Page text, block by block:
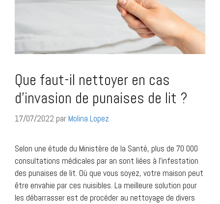
Que faut-il nettoyer en cas
d’invasion de punaises de lit ?
17/07/2022 par Molina Lopez
Selon une étude du Ministère de la Santé, plus de 70 000
consultations médicales par an sont liées à l’infestation
des punaises de lit. Où que vous soyez, votre maison peut
être envahie par ces nuisibles. La meilleure solution pour
les débarrasser est de procéder au nettoyage de divers